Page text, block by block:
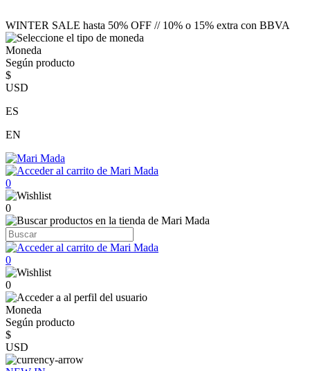
WINTER SALE hasta 50% OFF // 10% o 15% extra con BBVA
Moneda
Según producto
$
USD
ES
EN
0
0
0
0
Moneda
Según producto
$
USD